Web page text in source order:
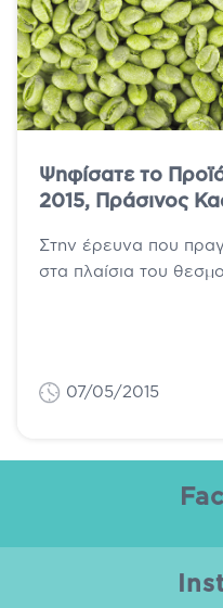
Ψηφίσατε το
2015, Πράσινος
Στην έρευνα που
στα πλαίσια του
07/05/2015